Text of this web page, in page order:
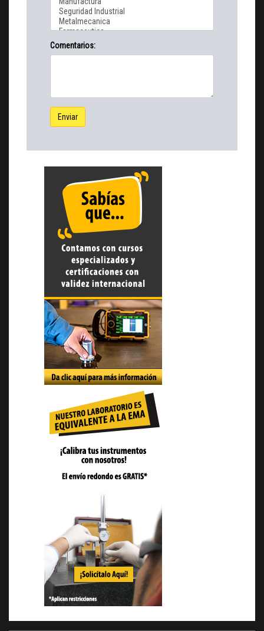
Comentarios:
Enviar